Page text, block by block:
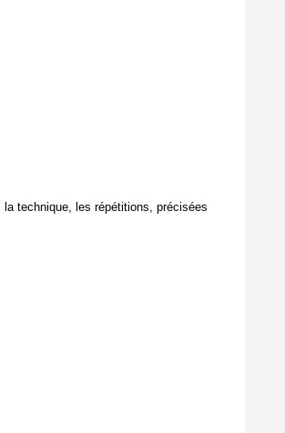
technique, les répétitions, précisées